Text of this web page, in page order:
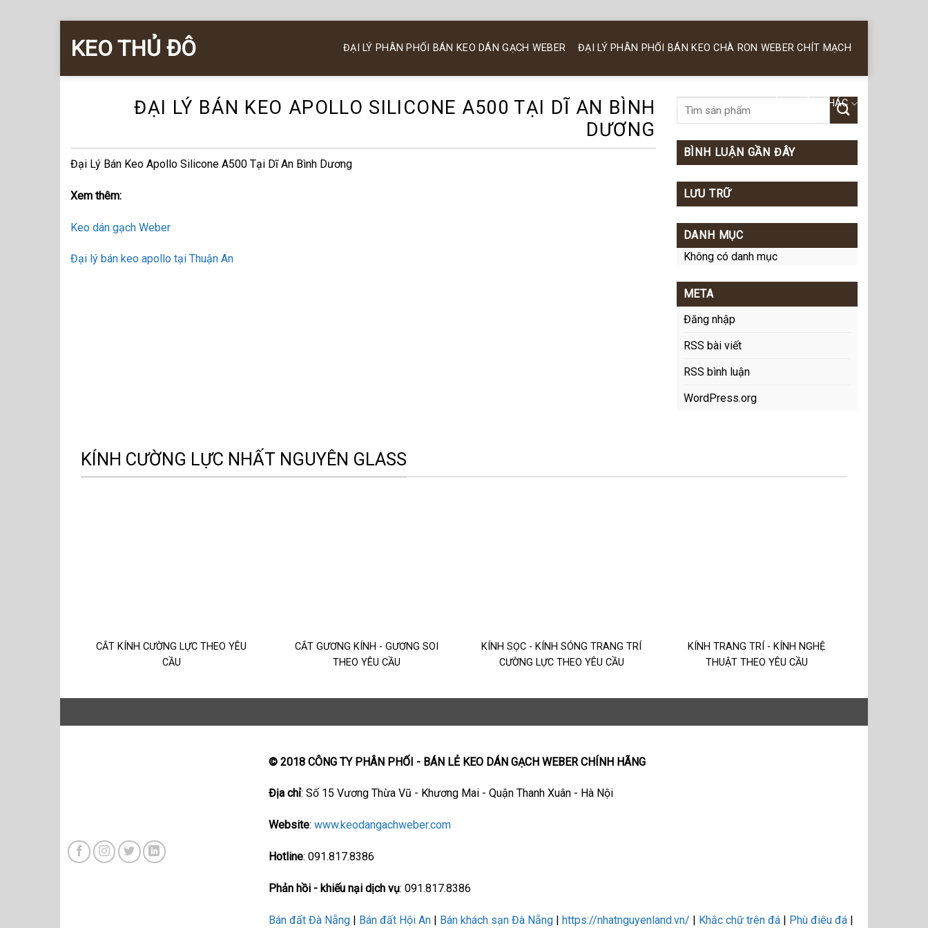
KEO THỦ ĐÔ ĐẠI LÝ PHÂN PHỐI BÁN KEO DÁN GẠCH WEBER ĐẠI LÝ PHÂN PHỐI BÁN KEO CHÀ RON WEBER CHÍT MẠCH
KEO SILICONE WEBER SẢN PHẨM KHÁC
ĐẠI LÝ BÁN KEO APOLLO SILICONE A500 TẠI DĨ AN BÌNH
DƯƠNG
Đại Lý Bán Keo Apollo Silicone A500 Tại Dĩ An Bình Dương
Xem thêm:
Keo dán gạch Weber
Đại lý bán keo apollo tại Thuận An
BÌNH LUẬN GẦN ĐÂY
LƯU TRỮ
DANH MỤC
Không có danh mục
META
Đăng nhập
RSS bài viết
RSS bình luận
WordPress.org
KÍNH CƯỜNG LỰC NHẤT NGUYÊN GLASS
CẮT KÍNH CƯỜNG LỰC THEO YÊU
CẦU
CẮT GƯƠNG KÍNH - GƯƠNG SOI
THEO YÊU CẦU
KÍNH SỌC - KÍNH SÓNG TRANG TRÍ
CƯỜNG LỰC THEO YÊU CẦU
KÍNH TRANG TRÍ - KÍNH NGHỆ
THUẬT THEO YÊU CẦU
© 2018 CÔNG TY PHÂN PHỐI - BÁN LẺ KEO DÁN GẠCH WEBER CHÍNH HÃNG
Địa chỉ: Số 15 Vương Thừa Vũ - Khương Mai - Quận Thanh Xuân - Hà Nội
Website:www.keodangachweber.com
Hotline: 091.817.8386
Phản hồi - khiếu nại dịch vụ: 091.817.8386
Bán đất Đà Nẵng | Bán đất Hội An | Bán khách sạn Đà Nẵng |https://nhatnguyenland.vn/ | Khắc chữ trên đá | Phù điêu đá |